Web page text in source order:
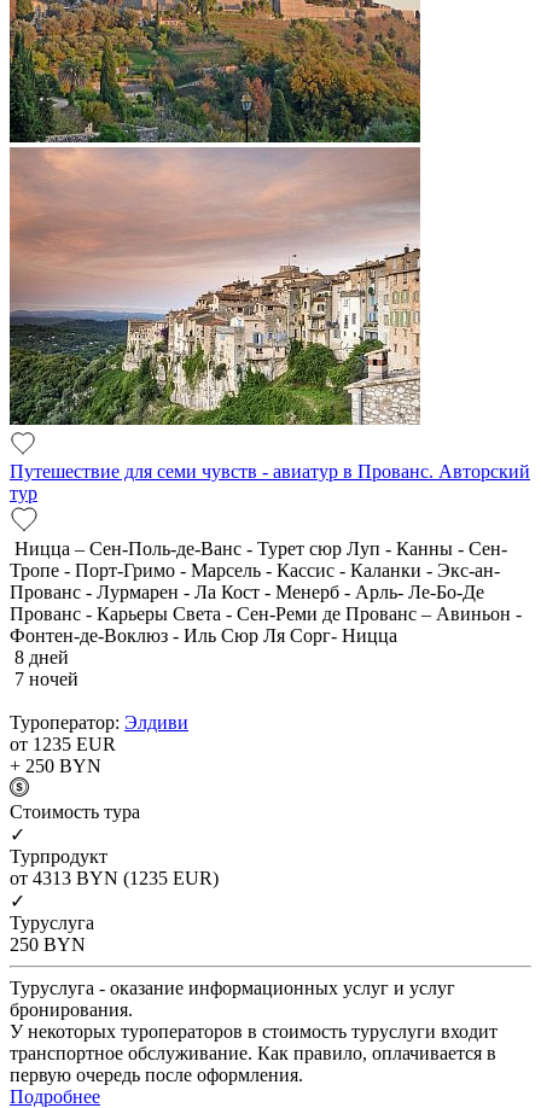
Путешествие для семи чувств - авиатур в Прованс. Авторский
тур
Ницца – Сен-Поль-де-Ванс - Турет сюр Луп - Канны - Сен-
Тропе - Порт-Гримо - Марсель - Кассис - Каланки - Экс-ан-
Прованс - Лурмарен - Ла Кост - Менерб - Арль- Ле-Бо-Де
Прованс - Карьеры Света - Сен-Реми де Прованс – Авиньон -
Фонтен-де-Воклюз - Иль Сюр Ля Сорг- Ницца
8 дней
7 ночей
Туроператор: Элдиви
от 1235 EUR
+ 250 BYN
Cтоимость тура
✓
Турпродукт
от 4313 BYN (1235 EUR)
✓
Туруслуга
250 BYN
Туруслуга - оказание информационных услуг и услуг
бронирования.
У некоторых туроператоров в стоимость туруслуги входит
транспортное обслуживание. Как правило, оплачивается в
первую очередь после оформления.
Подробнее